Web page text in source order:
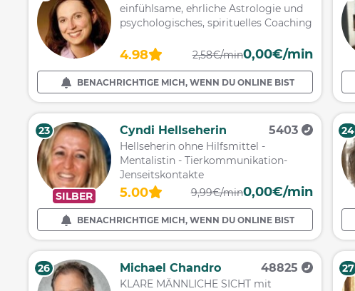
einfühlsame, ehrliche Astrologie und
psychologisches, spirituelles Coaching
4.98 2,58€/min0,00€/min
BENACHRICHTIGE MICH, WENN DU ONLINE BIST
SILBER
23 Cyndi Hellseherin 5403
Hellseherin ohne Hilfsmittel -
Mentalistin - Tierkommunikation-
Jenseitskontakte
5.00 9,99€/min0,00€/min
BENACHRICHTIGE MICH, WENN DU ONLINE BIST
24
26 Michael Chandro 48825
KLARE MÄNNLICHE SICHT mit
27